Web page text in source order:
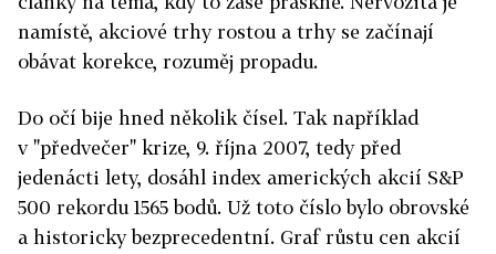
namístě, akcio­vé trhy rostou a trhy se začínají
obávat korekce, rozuměj propadu.
Do očí bije hned několik čísel. Tak například
v "předvečer" krize, 9. října 2007, tedy před
jedenácti lety, dosáhl index amerických akcií S&P
500 rekordu 1565 bodů. Už toto číslo bylo obrovské
a historicky bezprecedentní. Graf růstu cen akcií